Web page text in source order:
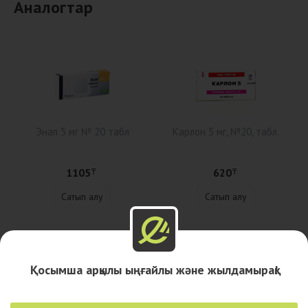
Аналогтар
1105₸
Сатып алу
620₸
Сатып алу
Қосымша арқылы ыңғайлы және жылдамырақ!